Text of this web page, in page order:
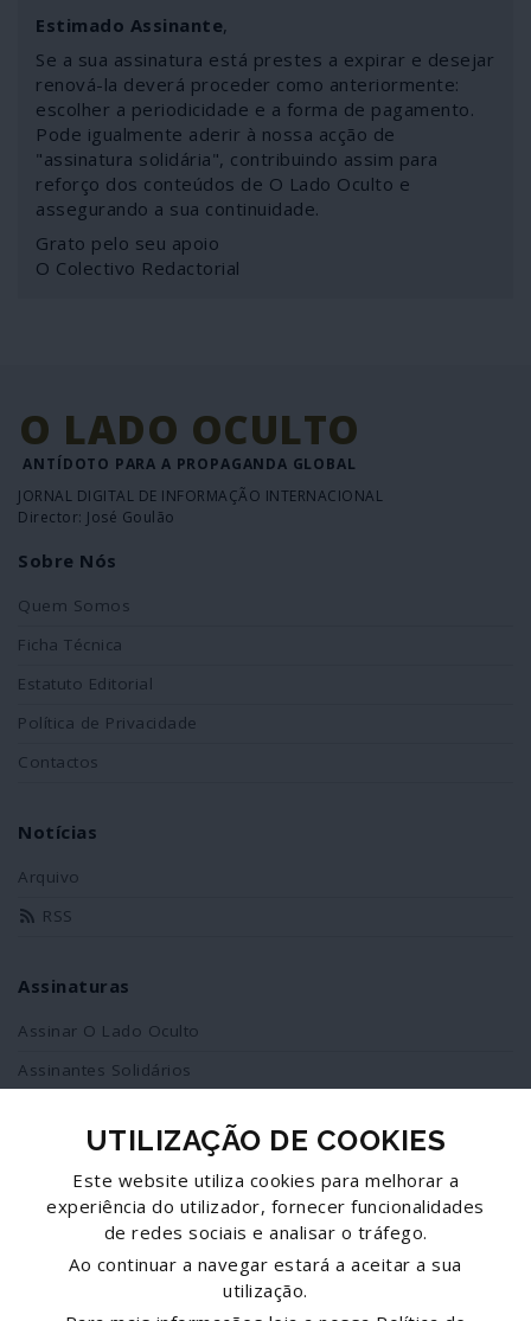
Estimado Assinante,
Se a sua assinatura está prestes a expirar e desejar
renová-la deverá proceder como anteriormente:
escolher a periodicidade e a forma de pagamento.
Pode igualmente aderir à nossa acção de
"assinatura solidária", contribuindo assim para
reforço dos conteúdos de O Lado Oculto e
assegurando a sua continuidade.
Grato pelo seu apoio
O Colectivo Redactorial
O LADO OCULTO
ANTÍDOTO PARA A PROPAGANDA GLOBAL
JORNAL DIGITAL DE INFORMAÇÃO INTERNACIONAL
Director: José Goulão
Sobre Nós
Quem Somos
Ficha Técnica
Estatuto Editorial
Política de Privacidade
Contactos
Notícias
Arquivo
RSS
Assinaturas
Assinar O Lado Oculto
Assinantes Solidários
Redes Sociais
Siga-nos no facebook
UTILIZAÇÃO DE COOKIES
Este website utiliza cookies para melhorar a
experiência do utilizador, fornecer funcionalidades
de redes sociais e analisar o tráfego.
Ao continuar a navegar estará a aceitar a sua
utilização.